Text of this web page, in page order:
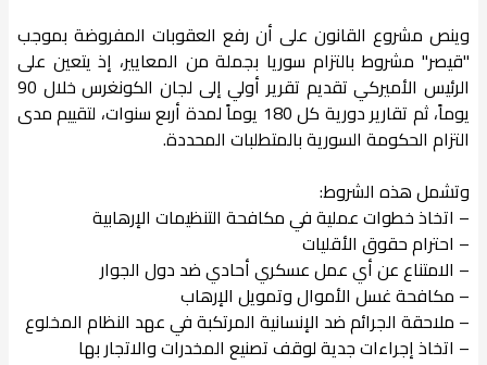
وينص مشروع القانون على أن رفع العقوبات المفروضة بموجب
"قيصر" مشروط بالتزام سوريا بجملة من المعايير، إذ يتعين على
الرئيس الأميركي تقديم تقرير أولي إلى لجان الكونغرس خلال 90
يوماً، ثم تقارير دورية كل 180 يوماً لمدة أربع سنوات، لتقييم مدى
التزام الحكومة السورية بالمتطلبات المحددة.
وتشمل هذه الشروط:
– اتخاذ خطوات عملية في مكافحة التنظيمات الإرهابية
– احترام حقوق الأقليات
– الامتناع عن أي عمل عسكري أحادي ضد دول الجوار
– مكافحة غسل الأموال وتمويل الإرهاب
– ملاحقة الجرائم ضد الإنسانية المرتكبة في عهد النظام المخلوع
– اتخاذ إجراءات جدية لوقف تصنيع المخدرات والاتجار بها